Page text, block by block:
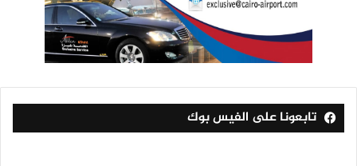
تابعونا على الفيس بوك